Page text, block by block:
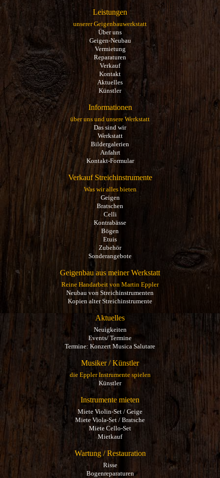
Leistungen
unserer Geigenbauwerkstatt
Über uns
Geigen-Neubau
Vermietung
Reparaturen
Verkauf
Kontakt
Aktuelles
Künstler
Informationen
über uns und unsere Werkstatt
Das sind wir
Werkstatt
Bildergalerien
Anfahrt
Kontakt-Formular
Verkauf Streichinstrumente
Was wir alles bieten
Geigen
Bratschen
Celli
Kontrabässe
Bögen
Etuis
Zubehör
Sonderangebote
Geigenbau aus meiner Werkstatt
Reine Handarbeit von Martin Eppler
Neubau von Streichinstrumenten
Kopien alter Streichinstrumente
Aktuelles
Neuigkeiten
Events/ Termine
Termine: Konzert Musica Salutare
Musiker / Künstler
die Eppler Instrumente spielen
Künstler
Instrumente mieten
Miete Violin-Set / Geige
Miete Viola-Set / Bratsche
Miete Cello-Set
Mietkauf
Wartung / Restauration
Risse
Bogenreparaturen